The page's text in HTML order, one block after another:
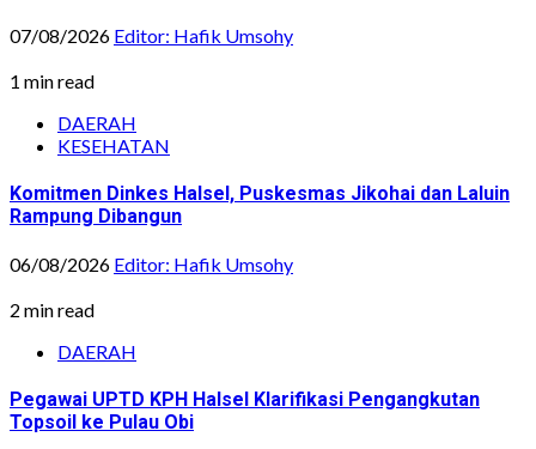
07/08/2026 Editor: Hafik Umsohy
1 min read
DAERAH
KESEHATAN
Komitmen Dinkes Halsel, Puskesmas Jikohai dan Laluin
Rampung Dibangun
06/08/2026 Editor: Hafik Umsohy
2 min read
DAERAH
Pegawai UPTD KPH Halsel Klarifikasi Pengangkutan
Topsoil ke Pulau Obi